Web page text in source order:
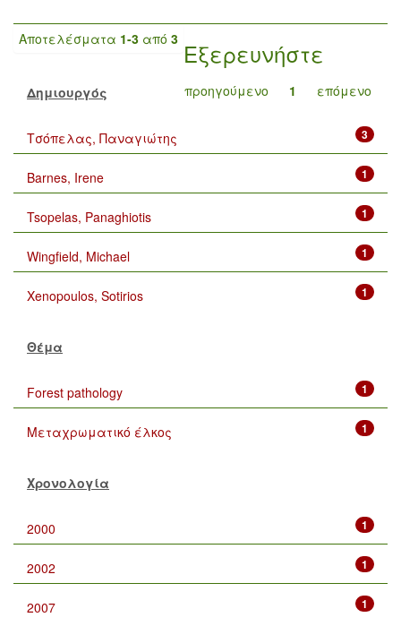
Αποτελέσματα 1-3 από 3
προηγούμενο 1 επόμενο
Εξερευνήστε
Δημιουργός
3
Τσόπελας, Παναγιώτης
1
Barnes, Irene
1
Tsopelas, Panaghiotis
1
Wingfield, Michael
1
Xenopoulos, Sotirios
Θέμα
1
Forest pathology
1
Μεταχρωματικό έλκος
Χρονολογία
1
2000
1
2002
1
2007